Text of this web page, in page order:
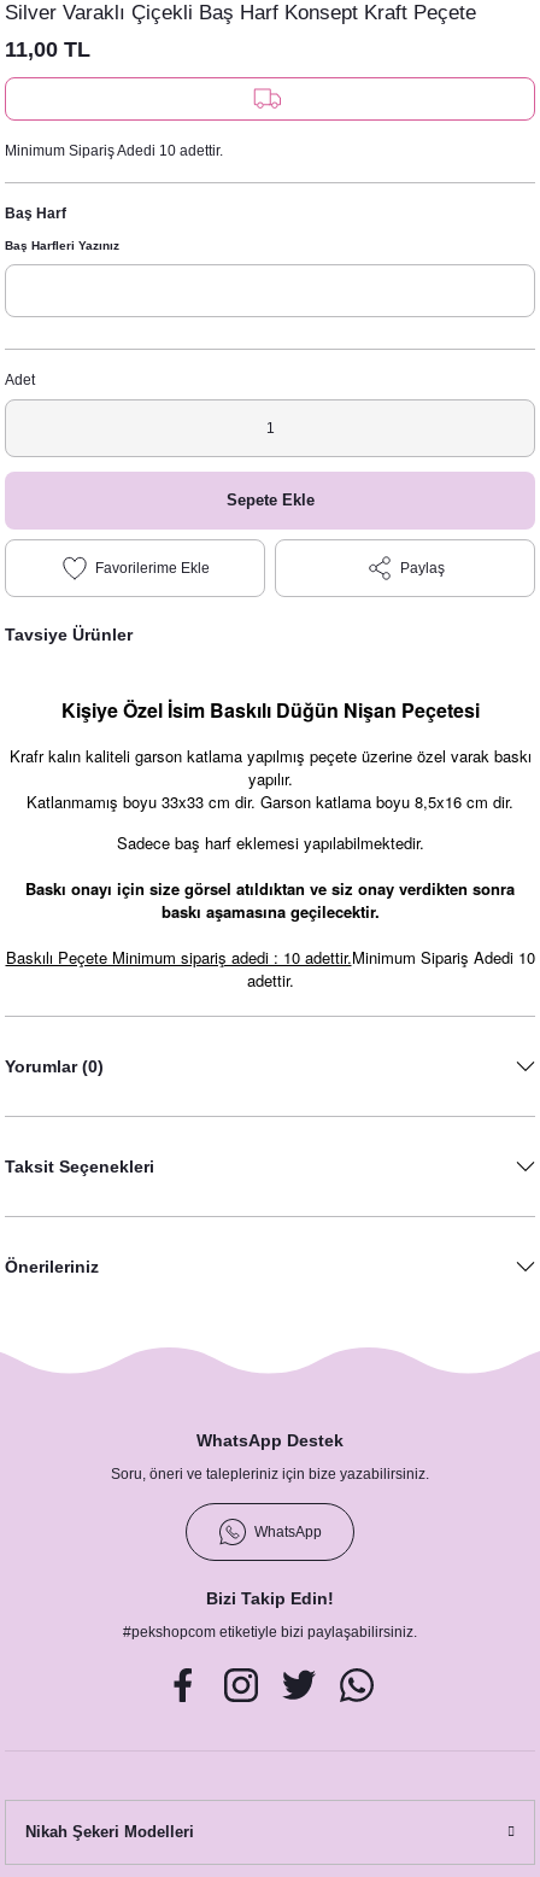
Silver Varaklı Çiçekli Baş Harf Konsept Kraft Peçete
11,00 TL
Minimum Sipariş Adedi 10 adettir.
Baş Harf
Baş Harfleri Yazınız
Adet
Sepete Ekle
Paylaş
Tavsiye Ürünler
Silver Varaklı Kalp Konsept Peçete
11,00 TL
Silver Varaklı Baş Harf Konsept Kraft Peçete
11,00 TL
11,00 TL
11,00 TL
Kişiye Özel İsim Baskılı Düğün Nişan Peçetesi
Krafr kalın kaliteli garson katlama yapılmış peçete üzerine özel varak baskı
yapılır.
Katlanmamış boyu 33x33 cm dir. Garson katlama boyu 8,5x16 cm dir.
Sadece baş harf eklemesi yapılabilmektedir.
Baskı onayı için size görsel atıldıktan ve siz onay verdikten sonra
baskı aşamasına geçilecektir.
Baskılı Peçete Minimum sipariş adedi : 10 adettir.Minimum Sipariş Adedi 10
adettir.
Yorumlar (0)
Taksit Seçenekleri
Önerileriniz
WhatsApp Destek
Soru, öneri ve talepleriniz için bize yazabilirsiniz.
WhatsApp
Bizi Takip Edin!
#pekshopcom etiketiyle bizi paylaşabilirsiniz.
Nikah Şekeri Modelleri